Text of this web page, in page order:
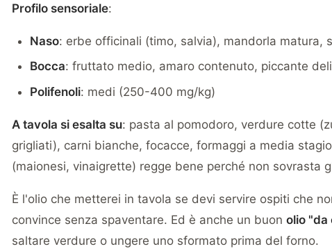
Profilo sensoriale:
Naso: erbe officinali (timo, salvia), mandorla matura,
Bocca: fruttato medio, amaro contenuto, piccante
Polifenoli: medi (250-400 mg/kg)
A tavola si esalta su: pasta al pomodoro, verdure cotte
grigliati), carni bianche, focacce, formaggi a media
(maionesi, vinaigrette) regge bene perché non sovrasta
È l'olio che metterei in tavola se devi servire ospiti che
convince senza spaventare. Ed è anche un buon olio "da
saltare verdure o ungere uno sformato prima del forno.